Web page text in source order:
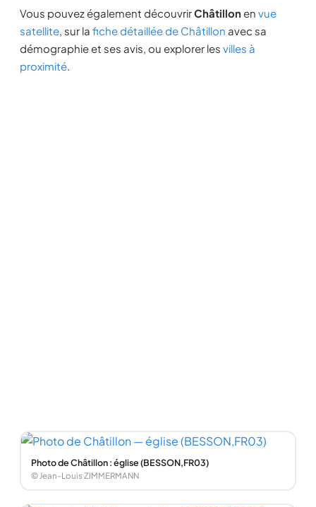
Vous pouvez également découvrirChâtillonen vue
satellite, sur la fiche détaillée de Châtillon avec sa
démographie et ses avis, ou explorer les villes à
proximité.
Photo de Châtillon : église (BESSON,FR03)
© Jean-Louis ZIMMERMANN